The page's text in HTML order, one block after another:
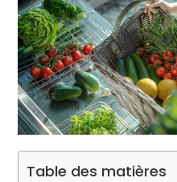
Table des matières